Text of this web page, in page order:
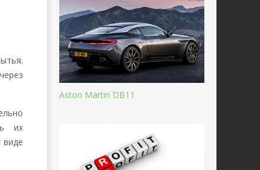
их
Aston Martin DB11